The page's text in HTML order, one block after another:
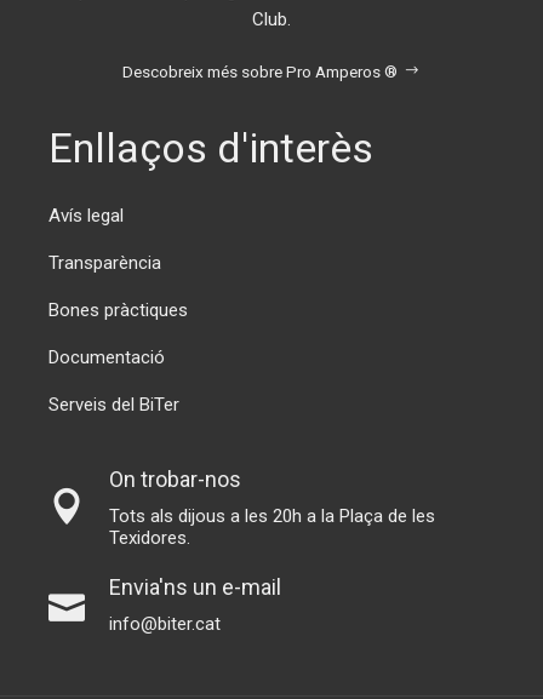
Club.
Descobreix més sobre Pro Amperos ®
Enllaços d'interès
Avís legal
Transparència
Bones pràctiques
Documentació
Serveis del BiTer
On trobar-nos
Tots als dijous a les 20h a la Plaça de les
Texidores.
Envia'ns un e-mail
info@biter.cat